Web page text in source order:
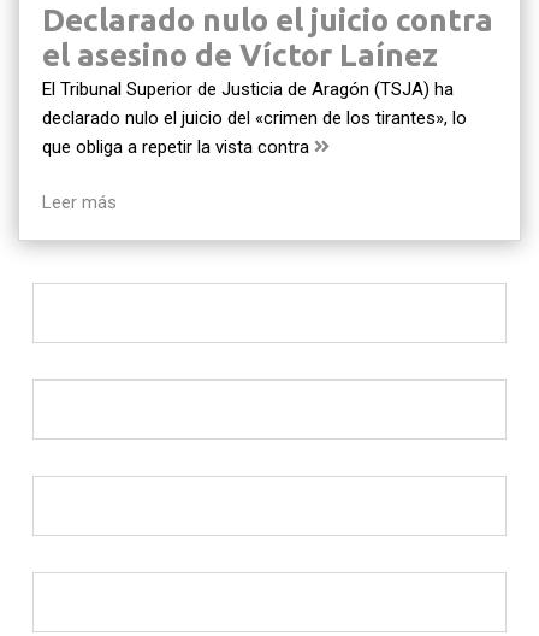
Declarado nulo el juicio contra
el asesino de Víctor Laínez
El Tribunal Superior de Justicia de Aragón (TSJA) ha
declarado nulo el juicio del «crimen de los tirantes», lo
que obliga a repetir la vista contra
Leer más